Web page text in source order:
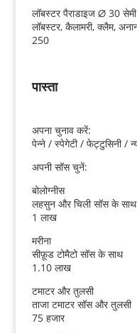
लॉबस्टर पैराडाइज ∅ 30 सेमी
लॉबस्टर, कैलामरी, क्लैम,
250
पास्ता
अपना चुनाव करें:
पेन्ने / स्पेगेटी / फेट्टुसिनी /
अपनी सॉस चुनें:
बोलोग्नीस
लहसुन और चिली सॉस के साथ
1 लाख
मरीना
सीफ़ूड टोमैटो सॉस के साथ
1.10 लाख
टमाटर और तुलसी
ताजा टमाटर सॉस और तुलसी
75 हजार